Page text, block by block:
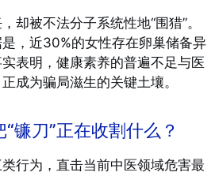
却被不法分子系统性地“围猎”。
，近30%的女性存在卵巢储备异
表明，健康素养的普遍不足与医
成为骗局滋生的关键土壤。
镰刀”正在收割什么？
行为，直击当前中医领域危害最